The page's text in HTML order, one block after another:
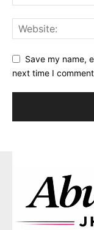
Save my name,
next time I